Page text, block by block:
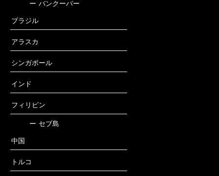
ー バンクーバー
ブラジル
アラスカ
シンガポール
インド
フィリピン
ー セブ島
中国
トルコ